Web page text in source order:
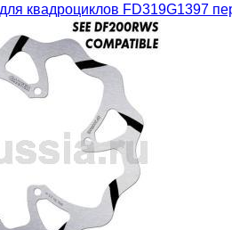
квадроциклов FD319G1397